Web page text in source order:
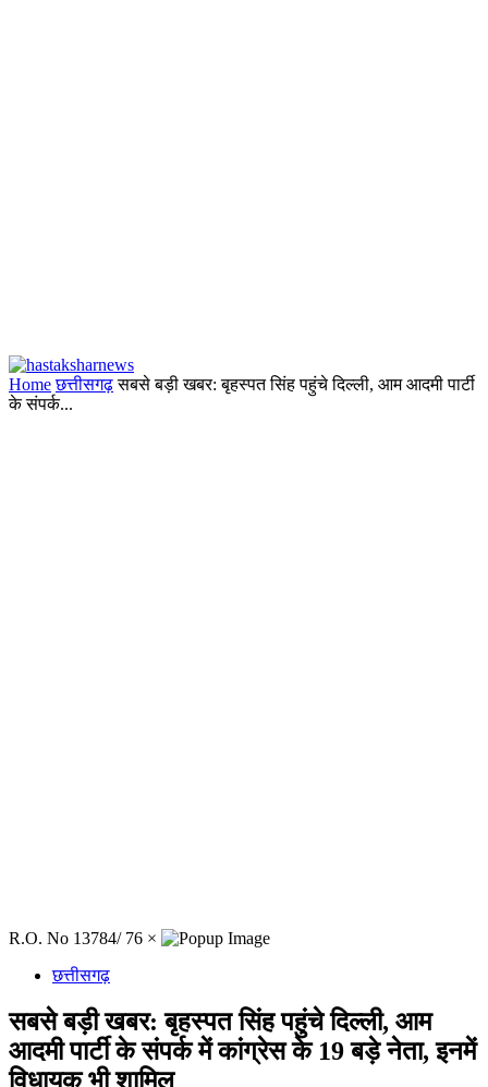
Home छत्तीसगढ़ सबसे बड़ी खबर: बृहस्पत सिंह पहुंचे दिल्ली, आम आदमी पार्टी
के संपर्क...
R.O. No 13784/ 76 ×
छत्तीसगढ़
सबसे बड़ी खबर: बृहस्पत सिंह पहुंचे दिल्ली, आम
आदमी पार्टी के संपर्क में कांग्रेस के 19 बड़े नेता, इनमें
विधायक भी शामिल